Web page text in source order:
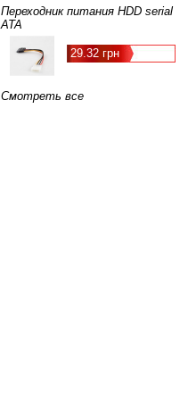
Переходник питания HDD serial
ATA
29.32 грн
Смотреть все